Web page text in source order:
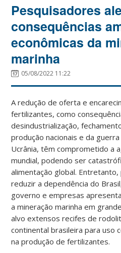
Pesquisadores
consequências
econômicas da
marinha
05/08/2022 11:22
A redução de oferta e
fertilizantes, como
desindustrialização,
produção nacionais e da
Ucrânia, têm comprometido a
mundial, podendo ser
alimentação global.
reduzir a dependência do
governo e empresas
a mineração marinha em
alvo extensos recifes de
continental brasileira para uso
na produção de fertilizantes.